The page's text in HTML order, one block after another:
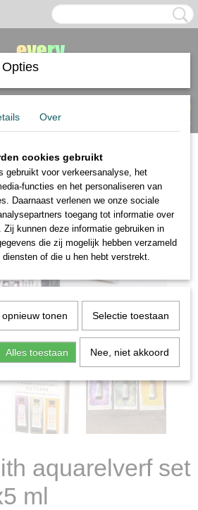
(0)
>Daniel Smith aquarelverf set Autumn 3x5
aquarelverf set
ml
Over
cookies gebruikt
gebruikt voor verkeersanalyse, het
functies en het personaliseren van
Daarnaast verlenen we onze sociale
toegang tot informatie over
Zij kunnen deze informatie gebruiken in
die zij mogelijk hebben verzameld
of die u hen hebt verstrekt.
opnieuw tonen Selectie toestaan
Alles toestaan Nee, niet akkoord